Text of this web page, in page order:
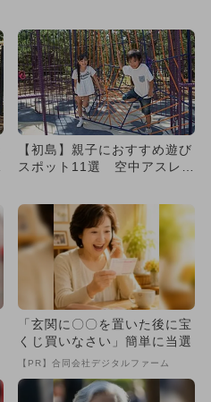
【初島】親子におすすめ遊び
スポット11選 空中アスレチ
「玄関に〇〇を置いた後に宝
くじ買いなさい」簡単に当選
【PR】合同会社デジタルファーム